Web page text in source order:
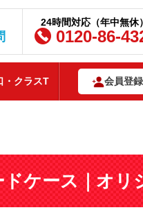
24時間対応（年中無休）
0120-86-
・クラスT 会員登録
ケース｜オリ